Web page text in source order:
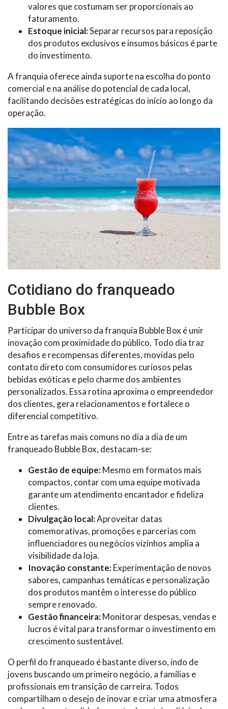
valores que costumam ser proporcionais ao
faturamento.
Estoque inicial:Separar recursos para reposição
dos produtos exclusivos e insumos básicos é parte
do investimento.
A franquia oferece ainda suporte na escolha do ponto
comercial e na análise do potencial de cada local,
facilitando decisões estratégicas do início ao longo da
operação.
Cotidiano do franqueado
Bubble Box
Participar do universo da franquia Bubble Box é unir
inovação com proximidade do público. Todo dia traz
desafios e recompensas diferentes, movidas pelo
contato direto com consumidores curiosos pelas
bebidas exóticas e pelo charme dos ambientes
personalizados. Essa rotina aproxima o empreendedor
dos clientes, gera relacionamentos e fortalece o
diferencial competitivo.
Entre as tarefas mais comuns no dia a dia de um
franqueado Bubble Box, destacam-se:
Gestão de equipe:Mesmo em formatos mais
compactos, contar com uma equipe motivada
garante um atendimento encantador e fideliza
clientes.
Divulgação local:Aproveitar datas
comemorativas, promoções e parcerias com
influenciadores ou negócios vizinhos amplia a
visibilidade da loja.
Inovação constante:Experimentação de novos
sabores, campanhas temáticas e personalização
dos produtos mantêm o interesse do público
sempre renovado.
Gestão financeira:Monitorar despesas, vendas e
lucros é vital para transformar o investimento em
crescimento sustentável.
O perfil do franqueado é bastante diverso, indo de
jovens buscando um primeiro negócio, a famílias e
profissionais em transição de carreira. Todos
compartilham o desejo de inovar e criar uma atmosfera